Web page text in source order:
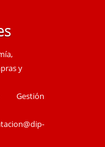
y
Gestión